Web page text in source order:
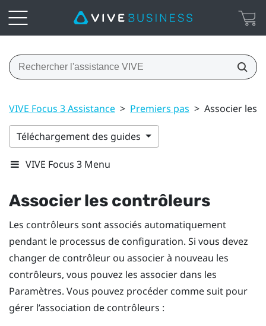
VIVE Focus 3 Assistance > Premiers pas > Associer les
Téléchargement des guides
VIVE Focus 3 Menu
Associer les contrôleurs
Les contrôleurs sont associés automatiquement
pendant le processus de configuration. Si vous devez
changer de contrôleur ou associer à nouveau les
contrôleurs, vous pouvez les associer dans les
Paramètres. Vous pouvez procéder comme suit pour
gérer l’association de contrôleurs :